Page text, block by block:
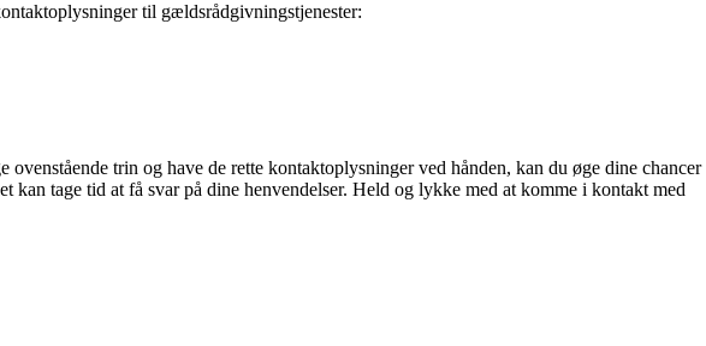
til gældsrådgivningstjenester:
trin og have de rette kontaktoplysninger ved hånden, kan du øge dine chancer
tage tid at få svar på dine henvendelser. Held og lykke med at komme i kontakt med